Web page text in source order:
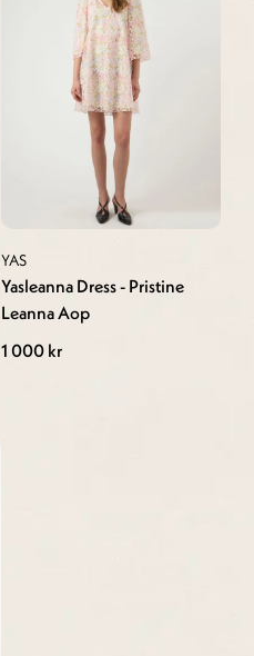
YAS
Yasleanna Dress - Pristine
Leanna Aop
1 000 kr